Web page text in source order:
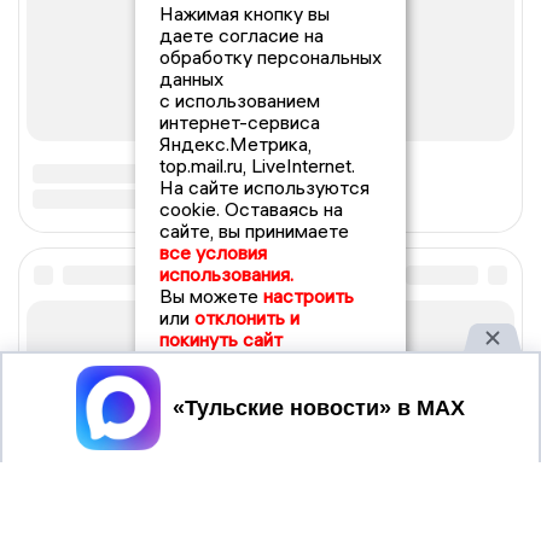
Нажимая кнопку вы
даете согласие на
обработку персональных
данных
с использованием
интернет-сервиса
Яндекс.Метрика,
top.mail.ru, LiveInternet.
На сайте используются
cookie. Оставаясь на
сайте, вы принимаете
все условия
использования.
Вы можете настроить
или отклонить и
покинуть сайт
Принять